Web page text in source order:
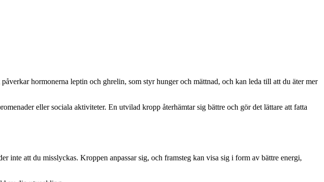
hormonerna leptin och ghrelin, som styr hunger och mättnad, och kan leda till att du äter mer
eller sociala aktiviteter. En utvilad kropp återhämtar sig bättre och gör det lättare att fatta
inte att du misslyckas. Kroppen anpassar sig, och framsteg kan visa sig i form av bättre energi,